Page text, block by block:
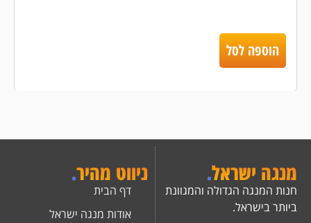
הוספה לסל
מנגה ישראל.
חנות המנגה הגדולה והמגוונת
ביותר בישראל.
ניווט מהיר.
דף הבית
אודות מנגה ישראל